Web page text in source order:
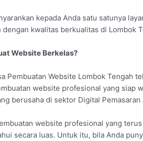
kepada Anda satu satunya
kwalitas berkualitas di Lombok
Website Berkelas?
Pembuatan Website Lombok Tengah
website profesional yang siap
berusaha di sektor Digital Pemasaran
website profesional yang
secara luas. Untuk itu, bila Anda